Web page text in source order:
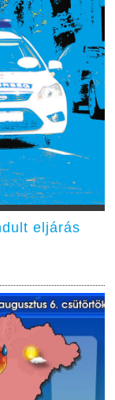
eljárás